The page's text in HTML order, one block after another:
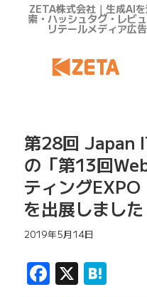
ZETA株式会社｜生成AI
索・ハッシュタグ・レビ
リテールメディア広
第28回 Japan
の「第13回
ティング
を出展しました
2019年5月14日
Facebook
X